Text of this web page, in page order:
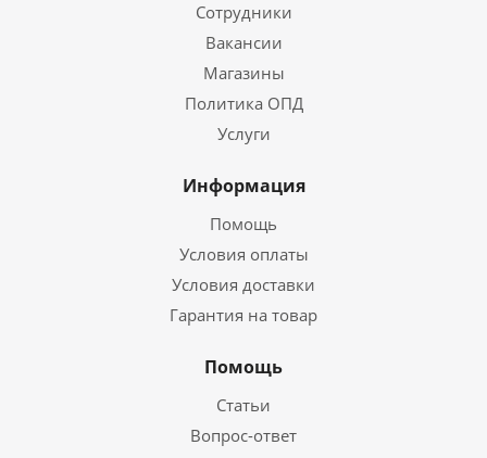
Сотрудники
Вакансии
Магазины
Политика ОПД
Услуги
Информация
Помощь
Условия оплаты
Условия доставки
Гарантия на товар
Помощь
Статьи
Вопрос-ответ